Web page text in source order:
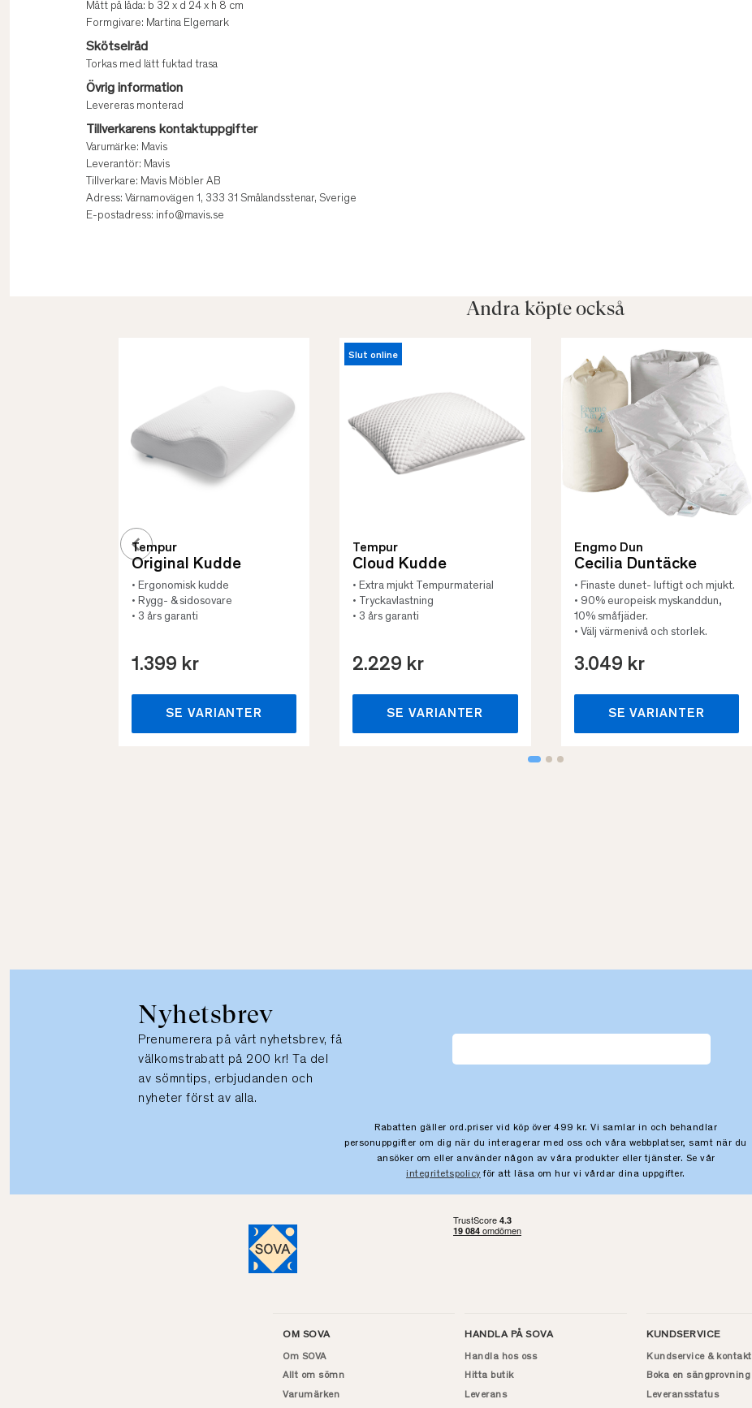
Mått på låda: b 32 x d 24 x h 8 cm
Formgivare: Martina Elgemark
Skötselråd
Torkas med lätt fuktad trasa
Övrig information
Levereras monterad
Tillverkarens kontaktuppgifter
Varumärke: Mavis
Leverantör: Mavis
Tillverkare: Mavis Möbler AB
Adress: Värnamovägen 1, 333 31 Smålandsstenar, Sverige
E-postadress: info@mavis.se
Andra köpte också
Tempur
Original Kudde
• Ergonomisk kudde
• Rygg- & sidosovare
• 3 års garanti
1.399 kr
SE VARIANTER
Slut online
Tempur
Cloud Kudde
• Extra mjukt Tempurmaterial
• Tryckavlastning
• 3 års garanti
2.229 kr
SE VARIANTER
Engmo Dun
Cecilia Duntäcke
• Finaste dunet- luftigt och mjukt.
• 90% europeisk myskanddun,
10% småfjäder.
• Välj värmenivå och storlek.
3.049 kr
SE VARIANTER
Nyhetsbrev
Prenumerera på vårt nyhetsbrev, få
välkomstrabatt på 200 kr! Ta del
av sömntips, erbjudanden och
nyheter först av alla.
Rabatten gäller ord.priser vid köp över 499 kr. Vi samlar in och behandlar
personuppgifter om dig när du interagerar med oss och våra webbplatser, samt när du
ansöker om eller använder någon av våra produkter eller tjänster. Se vår
integritetspolicy för att läsa om hur vi vårdar dina uppgifter.
OM SOVA
Om SOVA
Allt om sömn
Varumärken
HANDLA PÅ SOVA
Handla hos oss
Hitta butik
Leverans
KUNDSERVICE
Kundservice & kontakt
Boka en sängprovning
Leveransstatus